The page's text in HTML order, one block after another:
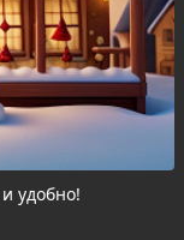
удобно!